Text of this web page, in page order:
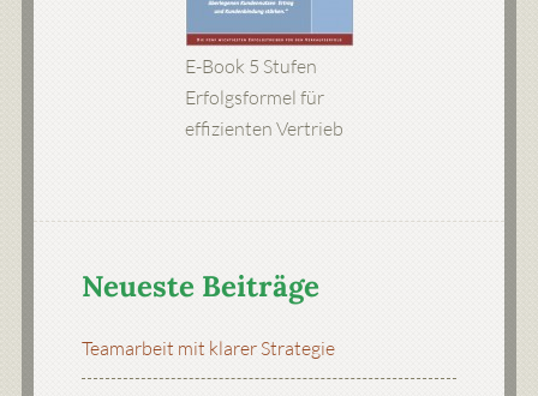
E-Book 5 Stufen
Erfolgsformel für
effizienten Vertrieb
Neueste Beiträge
Teamarbeit mit klarer Strategie